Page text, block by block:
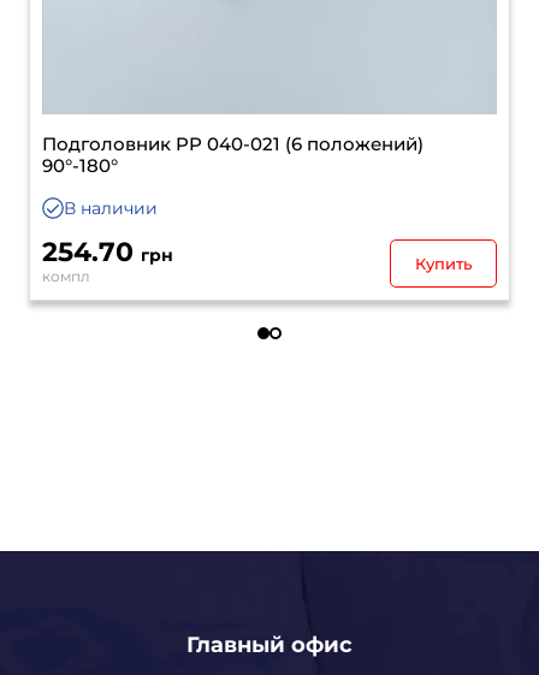
Подголовник PP 040-021 (6 положений)
90°-180°
В наличии
254.70 грн
компл
Купить
Главный офис